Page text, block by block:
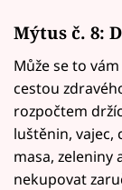
Mýtus č. 8:
Může se to
cestou
rozpočtem
luštěnin, vajec,
masa, zeleniny
nekupovat